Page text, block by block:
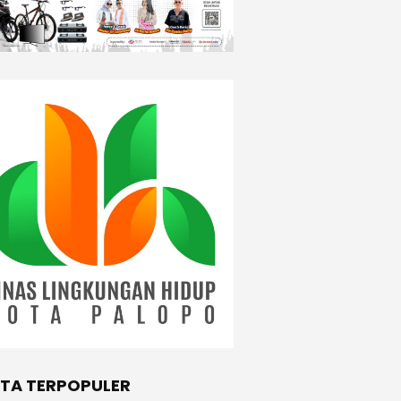
TERPOPULER